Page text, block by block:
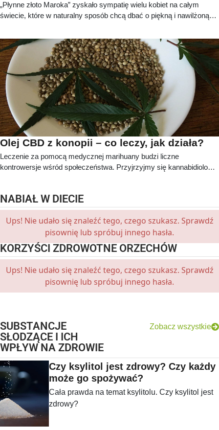
„Płynne złoto Maroka” zyskało sympatię wielu kobiet na całym
świecie, które w naturalny sposób chcą dbać o piękną i nawilżoną
arganowego wykorzystywany jest nie tylko do pielęgnacji ciała, ale
również w kuchennym zaciszu, gdzie stanowi dodatek odżywczy i
smakowy do orientalnych potraw.
Olej CBD z konopii – co leczy, jak działa?
Leczenie za pomocą medycznej marihuany budzi liczne
kontrowersje wśród społeczeństwa. Przyjrzyjmy się kannabidiolowi,
NABIAŁ W DIECIE
Ups! Nie udało się znaleźć tego, czego szukasz. Sprawdź
pisownię lub spróbuj innego hasła.
KORZYŚCI ZDROWOTNE ORZECHÓW
Ups! Nie udało się znaleźć tego, czego szukasz. Sprawdź
pisownię lub spróbuj innego hasła.
SUBSTANCJE
SŁODZĄCE I ICH
WPŁYW NA ZDROWIE
Zobacz wszystkie
Czy ksylitol jest zdrowy? Czy każdy
może go spożywać?
Cała prawda na temat ksylitolu. Czy ksylitol jest
zdrowy?